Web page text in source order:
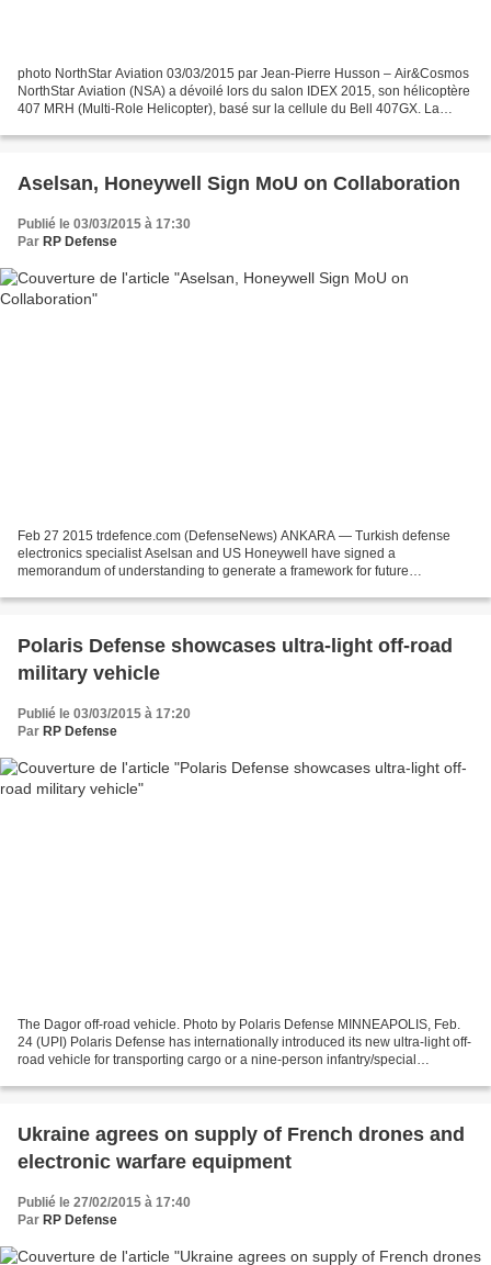
photo NorthStar Aviation 03/03/2015 par Jean-Pierre Husson – Air&Cosmos
NorthStar Aviation (NSA) a dévoilé lors du salon IDEX 2015, son hélicoptère
407 MRH (Multi-Role Helicopter), basé sur la cellule du Bell 407GX. La
Aselsan, Honeywell Sign MoU on Collaboration
Publié le 03/03/2015 à 17:30
Par RP Defense
Feb 27 2015 trdefence.com (DefenseNews) ANKARA — Turkish defense
electronics specialist Aselsan and US Honeywell have signed a
memorandum of understanding to generate a framework for future
Polaris Defense showcases ultra-light off-road
military vehicle
Publié le 03/03/2015 à 17:20
Par RP Defense
The Dagor off-road vehicle. Photo by Polaris Defense MINNEAPOLIS, Feb.
24 (UPI) Polaris Defense has internationally introduced its new ultra-light off-
road vehicle for transporting cargo or a nine-person infantry/special
Ukraine agrees on supply of French drones and
electronic warfare equipment
Publié le 27/02/2015 à 17:40
Par RP Defense